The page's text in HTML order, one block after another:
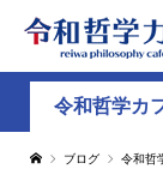
令和哲学カ
ブログ 令和哲